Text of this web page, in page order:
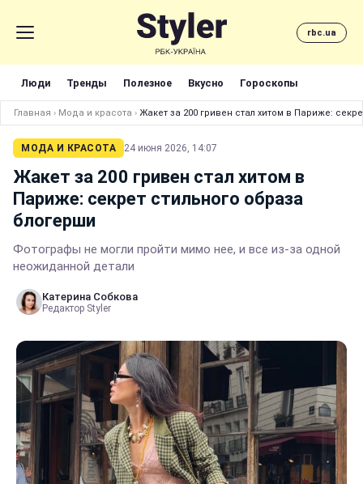
rbc.ua
Люди Тренды Полезное Вкусно Гороскопы
Главная › Мода и красота › Жакет за 200 гривен стал хитом в Париже:
МОДА И КРАСОТА 24 июня 2026, 14:07
Жакет за 200 гривен стал хитом в
Париже: секрет стильного образа
блогерши
Фотографы не могли пройти мимо нее, и все из-за одной
неожиданной детали
Катерина Собкова
Редактор Styler